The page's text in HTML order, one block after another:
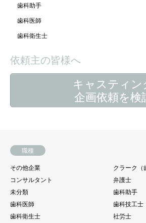
歯科助手
歯科医師
歯科衛生士
依頼主の皆様へ
キャスティン
企画依頼を検
職種
その他企業
クラーク（
コンサルタント
弁護士
未分類
歯科助手
歯科医師
歯科技工士
歯科衛生士
社労士